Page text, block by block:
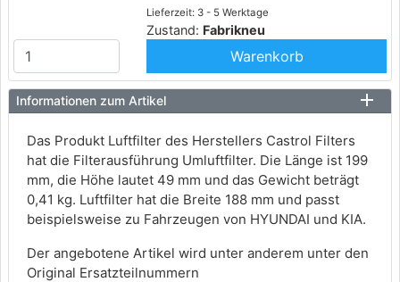
Lieferzeit: 3 - 5 Werktage
Zustand: Fabrikneu
Warenkorb
Informationen zum Artikel
Das Produkt Luftfilter des Herstellers Castrol Filters
hat die Filterausführung Umluftfilter. Die Länge ist 199
mm, die Höhe lautet 49 mm und das Gewicht beträgt
0,41 kg. Luftfilter hat die Breite 188 mm und passt
beispielsweise zu Fahrzeugen von HYUNDAI und KIA.
Der angebotene Artikel wird unter anderem unter den
Original Ersatzteilnummern